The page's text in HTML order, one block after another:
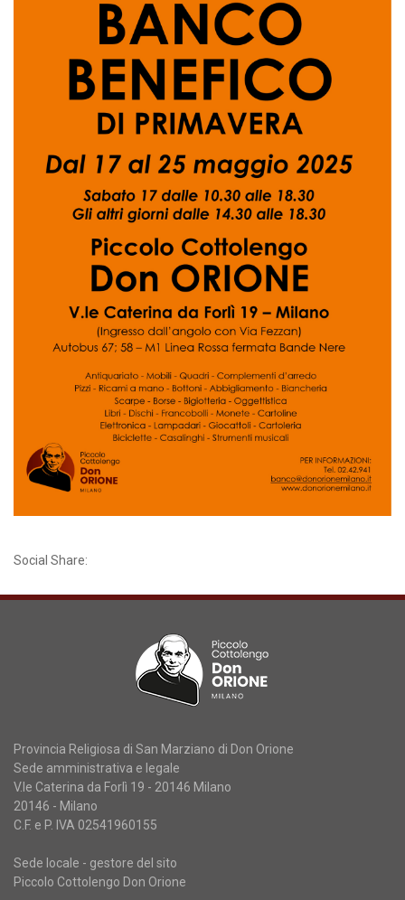
Social Share:
Provincia Religiosa di San Marziano di Don Orione
Sede amministrativa e legale
V.le Caterina da Forlì 19 - 20146 Milano
20146 - Milano
C.F. e P. IVA 02541960155
Sede locale - gestore del sito
Piccolo Cottolengo Don Orione